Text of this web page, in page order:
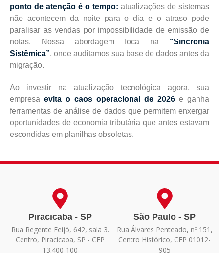
ponto de atenção é o tempo: atualizações de sistemas
não acontecem da noite para o dia e o atraso pode
paralisar as vendas por impossibilidade de emissão de
notas. Nossa abordagem foca na “Sincronia
Sistêmica”, onde auditamos sua base de dados antes da
migração.
Ao investir na atualização tecnológica agora, sua
empresa evita o caos operacional de 2026 e ganha
ferramentas de análise de dados que permitem enxergar
oportunidades de economia tributária que antes estavam
escondidas em planilhas obsoletas.
Piracicaba - SP
Rua Regente Feijó, 642, sala 3.
Centro, Piracicaba, SP - CEP
13.400-100
São Paulo - SP
Rua Álvares Penteado, nº 151,
Centro Histórico, CEP 01012-
905